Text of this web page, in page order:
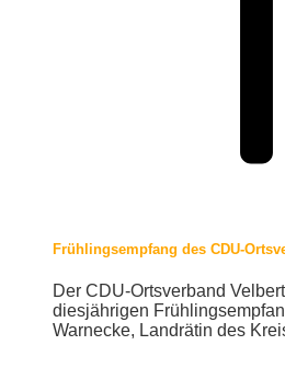
Frühlingsempfang des CDU-
Der CDU-Ortsverband
diesjährigen
Warnecke, Landrätin des